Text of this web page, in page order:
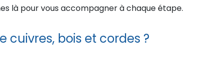
là pour vous accompagner à chaque étape.
cuivres, bois et cordes ?